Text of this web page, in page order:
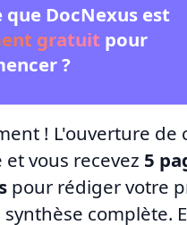
que DocNexus est
gratuit pour
?
! L'ouverture de
vous recevez 5
pour rédiger votre
complète.